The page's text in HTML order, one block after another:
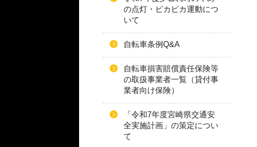
の点灯・ピカピカ運動につ
いて
自転車条例Q&A
自転車損害賠償責任保険等
の取扱事業者一覧（貸付事
業者向け保険）
「令和7年度宮崎県交通安
全実施計画」の策定につい
て